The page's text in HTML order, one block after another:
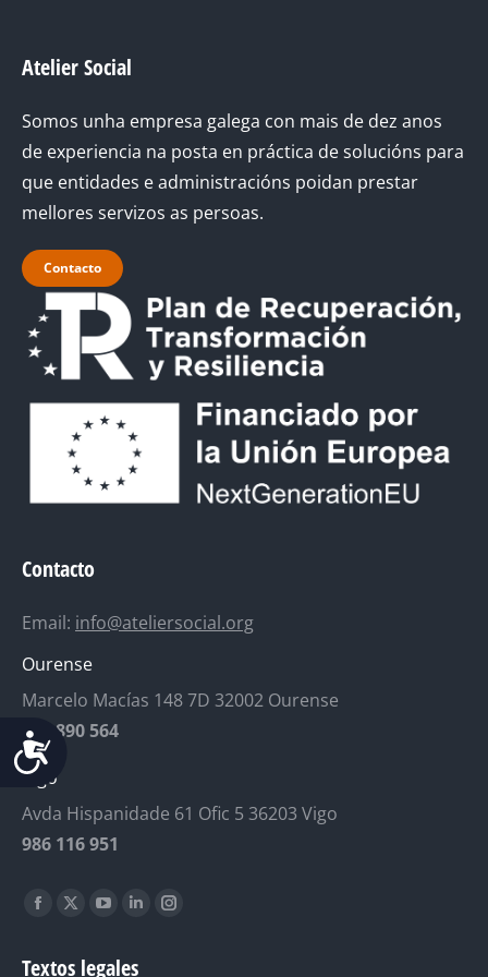
Accesibilidad
Atelier Social
Somos unha empresa galega con mais de dez anos
de experiencia na posta en práctica de solucións para
que entidades e administracións poidan prestar
mellores servizos as persoas.
Contacto
Contacto
Email: info@ateliersocial.org
Ourense
Marcelo Macías 148 7D 32002 Ourense
639 890 564
Vigo
Avda Hispanidade 61 Ofic 5 36203 Vigo
986 116 951
Find us on:
Facebook
opens
X
opens
YouTube
opens
Linkedin
opens
Instagram
Textos legales